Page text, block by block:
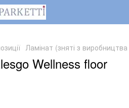
Ламінат (зняті з виробництва
Wellness floor